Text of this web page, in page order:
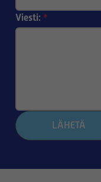
Viesti: *
LÄHETÄ